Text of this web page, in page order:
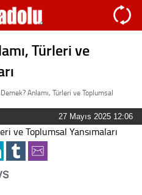
Türleri ve
Anlamı, Türleri ve Toplumsal
27 Mayıs 2025 12:06